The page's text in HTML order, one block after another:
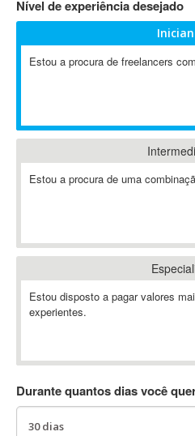
802.11
A-GPS
ABAP
Abaqus
ABBYY FineReader
Ableton
Ableton Push
Abstract
AC3
Nível de experiência desejado
Estou a procura de freelancers
Estou a procura de uma
Estou disposto a pagar valores
experientes.
Durante quantos dias você